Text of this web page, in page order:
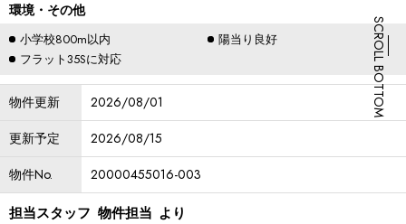
環境・その他
小学校800m以内
陽当り良好
フラット35Sに対応
物件更新
2026/08/01
更新予定
2026/08/15
物件No.
20000455016-003
担当スタッフ 物件担当 より
SCROLL BOTTOM